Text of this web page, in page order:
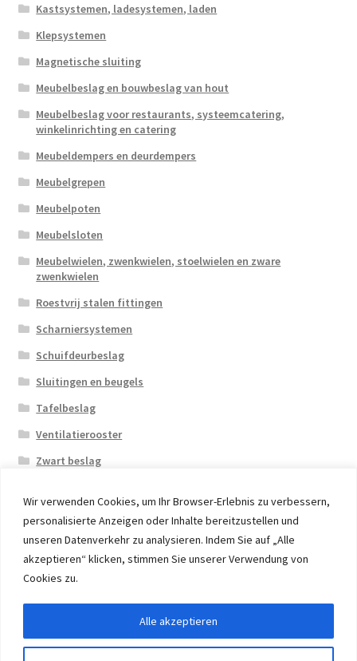
Wir verwenden Cookies, um Ihr Browser-Erlebnis zu verbessern,
personalisierte Anzeigen oder Inhalte bereitzustellen und
unseren Datenverkehr zu analysieren. Indem Sie auf „Alle
akzeptieren“ klicken, stimmen Sie unserer Verwendung von
Cookies zu.
Alle akzeptieren
Kastsystemen, ladesystemen, laden
Klepsystemen
Magnetische sluiting
Meubelbeslag en bouwbeslag van hout
Meubelbeslag voor restaurants, systeemcatering,
winkelinrichting en catering
Meubeldempers en deurdempers
Meubelgrepen
Meubelpoten
Meubelsloten
Meubelwielen, zwenkwielen, stoelwielen en zware
zwenkwielen
Roestvrij stalen fittingen
Scharniersystemen
Schuifdeurbeslag
Sluitingen en beugels
Tafelbeslag
Ventilatierooster
Zwart beslag
© 2026 Eruon Trade UG, Germany, member of the ERUON